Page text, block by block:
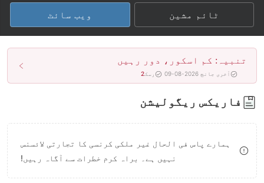
3
4
5
6
7
8
8
9
5
6
7
8
9
ٹائم مشین ویب سائٹ
تنبیہ: کم اسکور، دور رہیں
آخری جانچ 2026-08-09 رسک2
فاریکس ریگولیشن
ہمارے پاس فی الحال غیر ملکی کرنسی کا تجارتی لائسنس
نہیں ہے۔ براہ کرم خطرات سے آگاہ رہیں!